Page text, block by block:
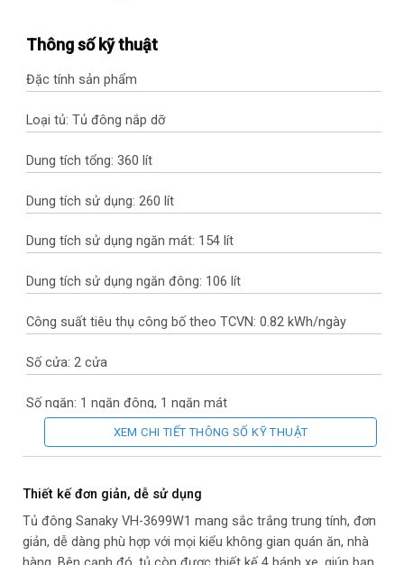
Thông số kỹ thuật
Đặc tính sản phẩm
Loại tủ: Tủ đông nắp dỡ
Dung tích tổng: 360 lít
Dung tích sử dụng: 260 lít
Dung tích sử dụng ngăn mát: 154 lít
Dung tích sử dụng ngăn đông: 106 lít
Công suất tiêu thụ công bố theo TCVN: 0.82 kWh/ngày
Số cửa: 2 cửa
Số ngăn: 1 ngăn đông, 1 ngăn mát
Nhiệt độ ngăn mát (độ C): 0ºC > 10ºC
Nhiệt độ ngăn đông (độ C): Dưới – 18ºC
Công nghệ làm lạnh: Trực tiếp
XEM CHI TIẾT THÔNG SỐ KỸ THUẬT
Thiết kế đơn giản, dễ sử dụng
Tủ đông Sanaky VH-3699W1 mang sắc trắng trung tính, đơn
giản, dễ dàng phù hợp với mọi kiểu không gian quán ăn, nhà